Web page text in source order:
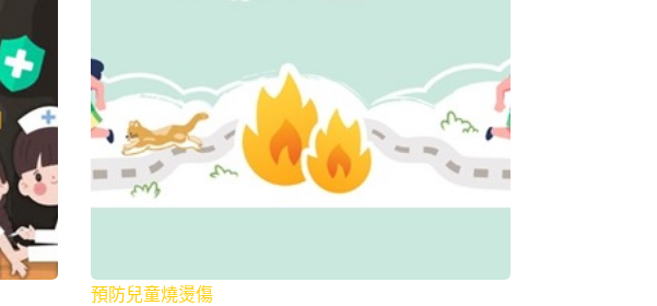
預防兒童燒燙傷